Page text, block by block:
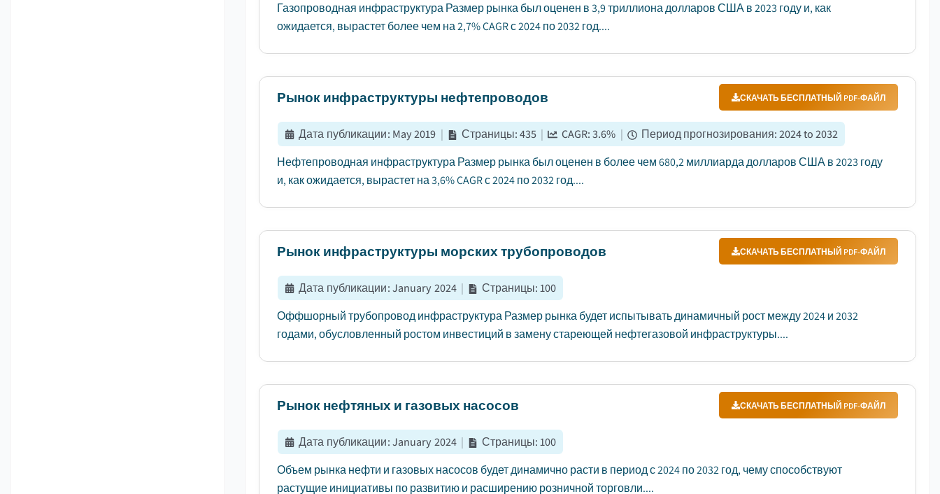
Газопроводная инфраструктура Размер рынка был оценен в 3,9 триллиона долларов США в 2023 году и, как
ожидается, вырастет более чем на 2,7% CAGR с 2024 по 2032 год....
Рынок инфраструктуры нефтепроводов СКАЧАТЬ БЕСПЛАТНЫЙ PDF-ФАЙЛ
Дата публикации: May 2019 | Страницы:435 | CAGR:3.6% | Период прогнозирования:2024 to 2032
Нефтепроводная инфраструктура Размер рынка был оценен в более чем 680,2 миллиарда долларов США в 2023 году
и, как ожидается, вырастет на 3,6% CAGR с 2024 по 2032 год....
Рынок инфраструктуры морских трубопроводов СКАЧАТЬ БЕСПЛАТНЫЙ PDF-ФАЙЛ
Дата публикации:January 2024 | Страницы:100
Оффшорный трубопровод инфраструктура Размер рынка будет испытывать динамичный рост между 2024 и 2032
годами, обусловленный ростом инвестиций в замену стареющей нефтегазовой инфраструктуры....
Рынок нефтяных и газовых насосов СКАЧАТЬ БЕСПЛАТНЫЙ PDF-ФАЙЛ
Дата публикации:January 2024 | Страницы:100
Объем рынка нефти и газовых насосов будет динамично расти в период с 2024 по 2032 год, чему способствуют
растущие инициативы по развитию и расширению розничной торговли....